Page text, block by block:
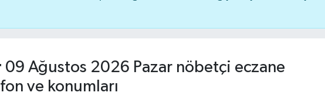
09 Ağustos 2026 Pazar nöbetçi eczane
ve konumları